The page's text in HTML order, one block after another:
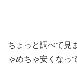
ちょっと調べて見
ゃめちゃ安くなっ